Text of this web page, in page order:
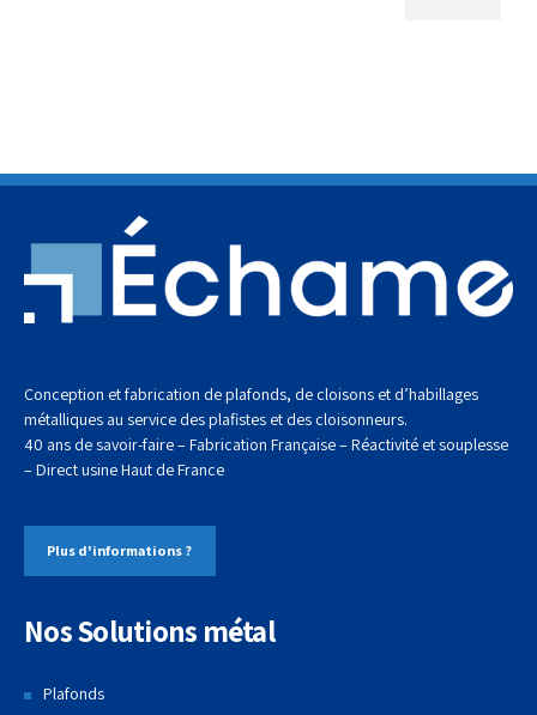
Conception et fabrication de plafonds, de cloisons et d’habillages
métalliques au service des plafistes et des cloisonneurs.
40 ans de savoir-faire – Fabrication Française – Réactivité et souplesse
– Direct usineHaut de France
Plus d'informations ?
Nos Solutions métal
Plafonds